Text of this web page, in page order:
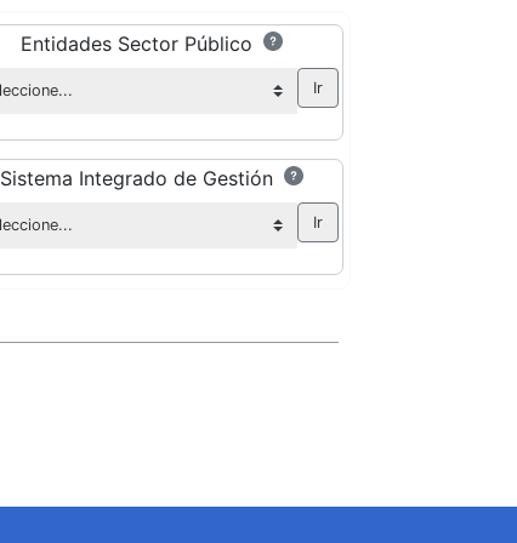
Entidades Sector Público
Sistema Integrado de Gestión